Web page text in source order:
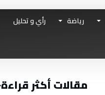
رياضة
رأي و تحليل
مقالات أكثر قراءة